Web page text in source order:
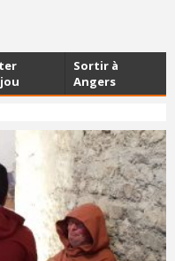
Sortir à
Angers